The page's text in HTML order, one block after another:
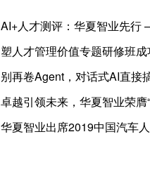
AI+人才测评：华夏智业先行
塑人才管理价值专题研修班
别再卷Agent，对话式AI直接
卓越引领未来，华夏智业荣
华夏智业出席2019中国汽车